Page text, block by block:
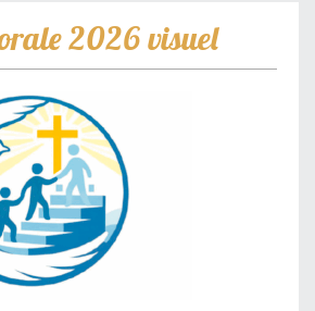
2026 visuel